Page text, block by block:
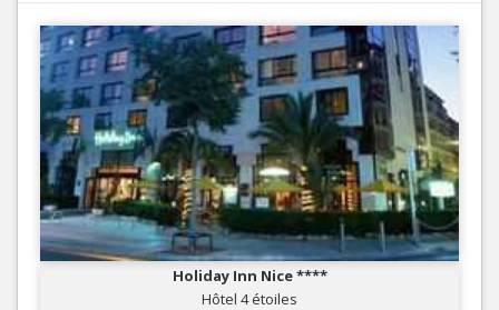
Holiday Inn Nice ****
Hôtel 4 étoiles